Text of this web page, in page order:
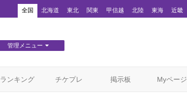
全国 北海道 東北 関東 甲信越 北陸 東海 近畿
管理メニュー
ランキング チケプレ 掲示板 Myページ